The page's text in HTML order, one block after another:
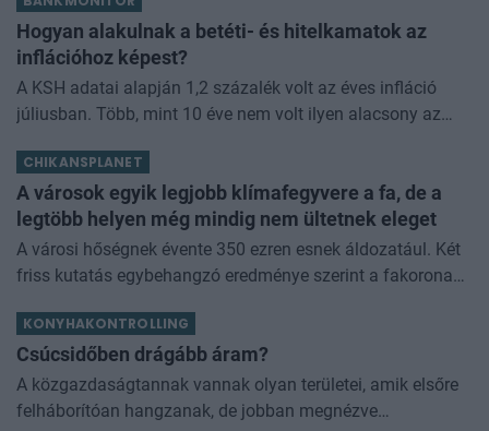
Hogyan alakulnak a betéti- és hitelkamatok az
inflációhoz képest?
A KSH adatai alapján 1,2 százalék volt az éves infláció
júliusban. Több, mint 10 éve nem volt ilyen alacsony az
adathoz képest hogyan alakul
CHIKANSPLANET
A városok egyik legjobb klímafegyvere a fa, de a
legtöbb helyen még mindig nem ültetnek eleget
A városi hőségnek évente 350 ezren esnek áldozatául. Két
friss kutatás egybehangzó eredménye szerint a fakorona
KONYHAKONTROLLING
Csúcsidőben drágább áram?
A közgazdaságtannak vannak olyan területei, amik elsőre
felháborítóan hangzanak, de jobban megnézve